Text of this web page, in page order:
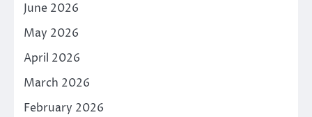
June 2026
May 2026
April 2026
March 2026
February 2026